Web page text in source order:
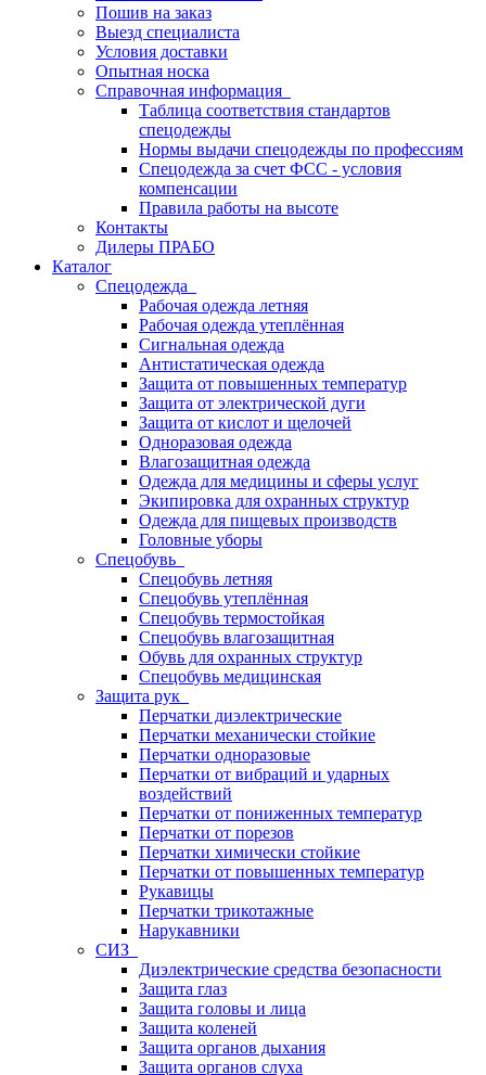
Пошив на заказ
Выезд специалиста
Условия доставки
Опытная носка
Справочная информация
Таблица соответствия стандартов
спецодежды
Нормы выдачи спецодежды по профессиям
Спецодежда за счет ФСС - условия
компенсации
Правила работы на высоте
Контакты
Дилеры ПРАБО
Каталог
Спецодежда
Рабочая одежда летняя
Рабочая одежда утеплённая
Сигнальная одежда
Антистатическая одежда
Защита от повышенных температур
Защита от электрической дуги
Защита от кислот и щелочей
Одноразовая одежда
Влагозащитная одежда
Одежда для медицины и сферы услуг
Экипировка для охранных структур
Одежда для пищевых производств
Головные уборы
Спецобувь
Спецобувь летняя
Спецобувь утеплённая
Спецобувь термостойкая
Спецобувь влагозащитная
Обувь для охранных структур
Спецобувь медицинская
Защита рук
Перчатки диэлектрические
Перчатки механически стойкие
Перчатки одноразовые
Перчатки от вибраций и ударных
воздействий
Перчатки от пониженных температур
Перчатки от порезов
Перчатки химически стойкие
Перчатки от повышенных температур
Рукавицы
Перчатки трикотажные
Нарукавники
СИЗ
Диэлектрические средства безопасности
Защита глаз
Защита головы и лица
Защита коленей
Защита органов дыхания
Защита органов слуха